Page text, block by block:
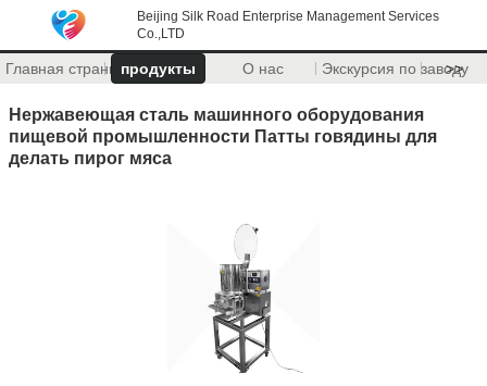
Beijing Silk Road Enterprise Management Services
Co.,LTD
Главная страницапродукты О нас Экскурсия по заводу
>>
Нержавеющая сталь машинного оборудования
пищевой промышленности Патты говядины для
делать пирог мяса